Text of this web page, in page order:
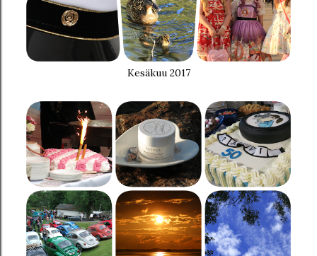
Kesäkuu 2017